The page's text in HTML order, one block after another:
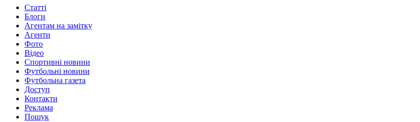
Статті
Блоги
Агентам на замітку
Агенти
Фото
Відео
Спортивні новини
Футбольні новини
Футбольна газета
Доступ
Контакти
Реклама
Пошук